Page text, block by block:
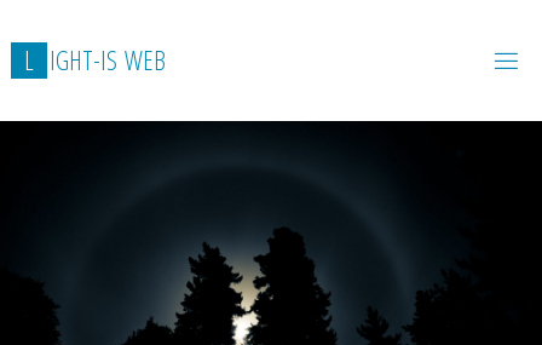
L IGHT-IS WEB